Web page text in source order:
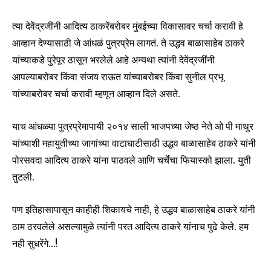
Join our community of
SUBSCRIBERS and be part of the
conversation.
त्या देवेंद्रजींनी आदित्य ठाकरेंबरोबर मुंबईच्या विकासावर चर्चा करावी हे
आव्हान देण्यासाठी जे आंधळं पुत्रप्रेम लागतं. ते उद्धव बाळासाहेब ठाकरे
यांच्याकडे पुरेपूर ठासून भरलेले आहे अन्यथा त्यांनी देवेंद्रजींनी
आपल्याबरोबर किंवा संजय राऊत यांच्याबरोबर किंवा सुनील प्रभू
यांच्याबरोबर चर्चा करावी म्हणून आव्हान दिले असते.
याच आंधळ्या पुत्रप्रेमापायी २०१४ साली भाजपच्या जेष्ठ नेते ओ पी माथुर
यांच्याशी महायुतीच्या जागांच्या वाटाघाटीसाठी उद्धव बाळासाहेब ठाकरे यांनी
पोरसवदा आदित्य ठाकरे यांना पाठवले आणि चर्चेचा फियास्को झाला. युती
तुटली.
पण इतिहासापासून काहीही शिकायचे नाही, हे उद्धव बाळासाहेब ठाकरे यांनी
ठाम ठरवलेले असल्यामुळे त्यांनी परत आदित्य ठाकरे यांनाच पुढे केले. हम
नही सुधरेंगे…!